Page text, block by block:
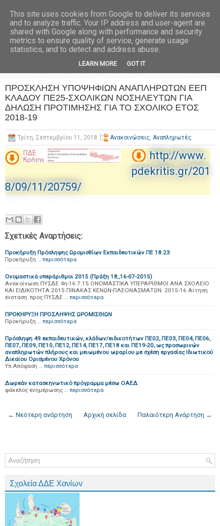
ΠΡΟΣΚΛΗΣΗ ΥΠΟΨΗΦΙΩΝ ΑΝΑΠΛΗΡΩΤΩΝ ΕΕΠ
ΚΛΑΔΟΥ ΠΕ25-ΣΧΟΛΙΚΩΝ ΝΟΣΗΛΕΥΤΩΝ ΓΙΑ
ΔΗΛΩΣΗ ΠΡΟΤΙΜΗΣΗΣ ΓΙΑ ΤΟ ΣΧΟΛΙΚΟ ΕΤΟΣ
2018-19
Τρίτη, Σεπτεμβρίου 11, 2018 Ανακοινώσεις, Αναπληρωτές
http://www.
pdekritis.gr/201
8/09/11/20759/
Σχετικές Αναρτήσεις:
Προκήρυξη Πρόσληψης Ωρομισθίων Εκπαιδευτικών ΠΕ 18.23
Προκήρυξη … περισσότερα
Ονομαστικά υπεράριθμοι 2015 (Πράξη 18_16-07-2015)
Ανακοίνωση ΠΥΣΔΕ 4η-16.7.15 ΟΝΟΜΑΣΤΙΚΑ ΥΠΕΡΑΡΙΘΜΟΙ ΑΝΑ ΣΧΟΛΕΙΟ
ΚΑΙ ΕΙΔΙΚΟΤΗΤΑ 2015 ΠΙΝΑΚΑΣ ΚΕΝΩΝ-ΠΛΕΟΝΑΣΜΑΤΩΝ 2015-16 Αίτηση
ένσταση προς ΠΥΣΔΕ … περισσότερα
ΠΡΟΚΗΡΥΞΗ ΠΡΟΣΛΗΨΗΣ ΩΡΟΜΙΣΘΙΩΝ
Προκήρυξη … περισσότερα
Πρόσληψη 49 εκπαιδευτικών, κλάδων/ειδικοτήτων ΠΕ02, ΠΕ03, ΠΕ04, ΠΕ06,
ΠΕ07, ΠΕ09, ΠΕ10, ΠΕ12, ΠΕ14, ΠΕ17, ΠΕ18 και ΠΕ19-20, ως προσωρινών
αναπληρωτών πλήρους και μειωμένου ωραρίου με σχέση εργασίας Ιδιωτικού
Δικαίου Ορισμένου Χρόνου
Υπ.Απόφαση … περισσότερα
Δωρεάν κατασκηνωτικό πρόγραμμα μέσω ΟΑΕΔ
φάκελος ενημέρωσης … περισσότερα
← Νεότερη ανάρτηση Παλαιότερη Ανάρτηση →
Αρχική σελίδα
Σχολεία ΔΔΕ Χανίων
This site uses cookies from Google to deliver its services
and to analyze traffic. Your IP address and user-agent are
shared with Google along with performance and security
metrics to ensure quality of service, generate usage
statistics, and to detect and address abuse.
LEARN MORE GOT IT